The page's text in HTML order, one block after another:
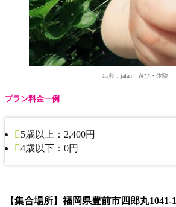
出典：jalan 遊び・体験
プラン料金一例
5歳以上： 2,400円
4歳以下： 0円
【集合場所】福岡県豊前市四郎丸1041-1